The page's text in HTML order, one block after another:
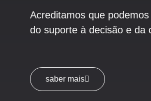
Acreditamos que
do suporte à decisão e da
saber mais